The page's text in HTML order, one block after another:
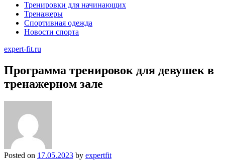
Тренировки для начинающих
Тренажеры
Спортивная одежда
Новости спорта
expert-fit.ru
Программа тренировок для девушек в
тренажерном зале
Posted on 17.05.2023 by expertfit